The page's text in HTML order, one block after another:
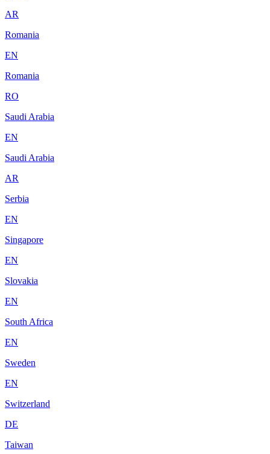
AR
Romania
EN
Romania
RO
Saudi Arabia
EN
Saudi Arabia
AR
Serbia
EN
Singapore
EN
Slovakia
EN
South Africa
EN
Sweden
EN
Switzerland
DE
Taiwan